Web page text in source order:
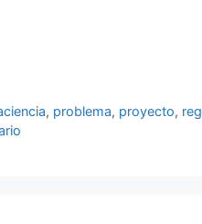
, problema, proyecto,